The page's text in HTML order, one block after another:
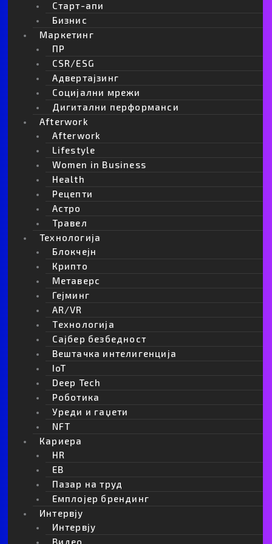
Старт-апи
Бизнис
Маркетинг
ПР
CSR/ESG
Адвертајзинг
Социјални мрежи
Дигитални перформанси
Afterwork
Afterwork
Lifestyle
Women in Business
Health
Рецепти
Астро
Травел
Технологија
Блокчејн
Крипто
Метаверс
Гејминг
AR/VR
Tехнологија
Сајбер безбедност
Вештачка интелигенција
IoT
Deep Tech
Роботика
Уреди и гаџети
NFT
Кариера
HR
EB
Пазар на труд
Емплојер брендинг
Интервју
Интервју
Видео
Android Auto Gemini
ПОВРЗАНО
Apple или Nvidia: Кој ќе заработи повеќе
од револуцијата со вештачката
интелигенција?
Огласите повеќе не се наменети само за
луѓето